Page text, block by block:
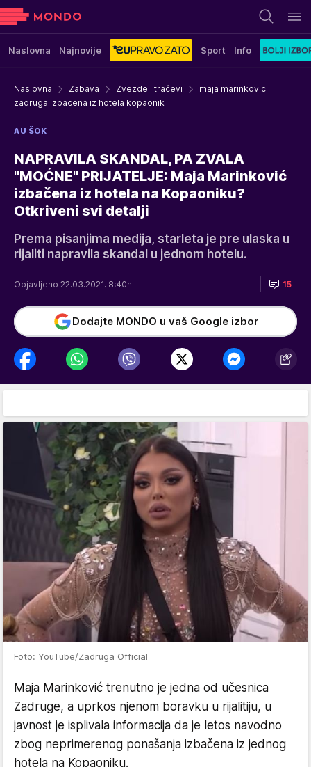
Naslovna Najnovije Sport Info
Naslovna Zabava Zvezde i tračevi
maja marinkovic
zadruga izbacena iz hotela kopaonik
AU ŠOK
NAPRAVILA SKANDAL, PA ZVALA
"MOĆNE" PRIJATELJE: Maja Marinković
izbačena iz hotela na Kopaoniku?
Otkriveni svi detalji
Prema pisanjima medija, starleta je pre ulaska u
rijaliti napravila skandal u jednom hotelu.
Objavljeno 22.03.2021. 8:40h 15
Dodajte MONDO u vaš Google izbor
Foto: YouTube/Zadruga Official
Maja Marinković trenutno je jedna od učesnica
Zadruge, a uprkos njenom boravku u rijalitiju, u
javnost je isplivala informacija da je letos navodno
zbog neprimerenog ponašanja izbačena iz jednog
hotela na Kopaoniku.